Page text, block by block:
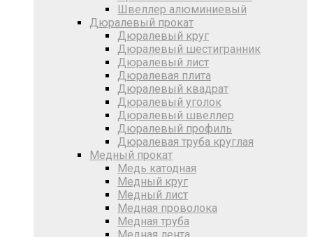
Швеллер алюминиевый
Дюралевый прокат
Дюралевый круг
Дюралевый шестигранник
Дюралевый лист
Дюралевая плита
Дюралевый квадрат
Дюралевый уголок
Дюралевый швеллер
Дюралевый профиль
Дюралевая труба круглая
Медный прокат
Медь катодная
Медный круг
Медный лист
Медная проволока
Медная труба
Медная лента